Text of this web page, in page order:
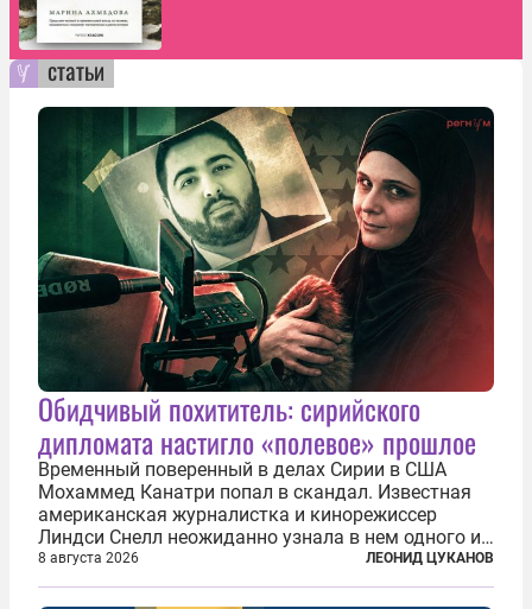
статьи
Обидчивый похититель: сирийского
дипломата настигло «полевое» прошлое
Временный поверенный в делах Сирии в США
Мохаммед Канатри попал в скандал. Известная
американская журналистка и кинорежиссер
Линдси Снелл неожиданно узнала в нем одного из
бандитов, похитивших ее в сирийском Алеппо в
2016 году. Журналистка убеждена, что Канатри, в
8 августа 2026 ЛЕОНИД ЦУКАНОВ